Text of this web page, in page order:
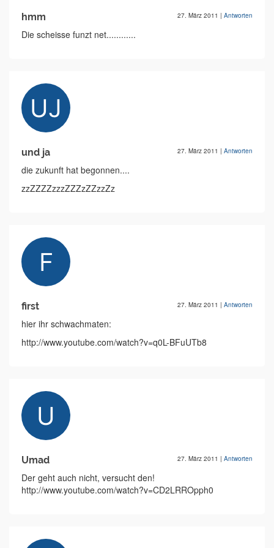
hmm 27. März 2011 | Antworten
Die scheisse funzt net............
und ja 27. März 2011 | Antworten
die zukunft hat begonnen....
zzZZZZzzzZZZzZZzzZz
first 27. März 2011 | Antworten
hier ihr schwachmaten:
http://www.youtube.com/watch?v=q0L-BFuUTb8
Umad 27. März 2011 | Antworten
Der geht auch nicht, versucht den!
http://www.youtube.com/watch?v=CD2LRROpph0